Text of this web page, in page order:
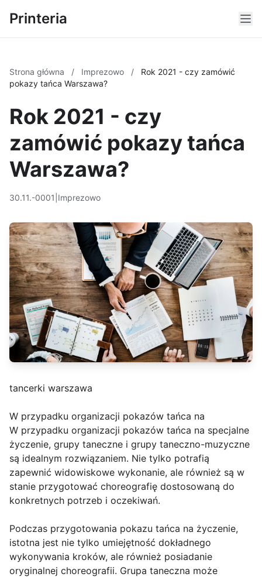
Printeria
Strona główna / Imprezowo /
Rok 2021 - czy zamówić
pokazy tańca Warszawa?
Rok 2021 - czy
zamówić pokazy tańca
Warszawa?
30.11.-0001 Imprezowo
tancerki warszawa
W przypadku organizacji pokazów tańca na
W przypadku organizacji pokazów tańca na specjalne
życzenie, grupy taneczne i grupy taneczno-muzyczne
są idealnym rozwiązaniem. Nie tylko potrafią
zapewnić widowiskowe wykonanie, ale również są w
stanie przygotować choreografię dostosowaną do
konkretnych potrzeb i oczekiwań.
Podczas przygotowania pokazu tańca na życzenie,
istotna jest nie tylko umiejętność dokładnego
wykonywania kroków, ale również posiadanie
oryginalnej choreografii. Grupa taneczna może